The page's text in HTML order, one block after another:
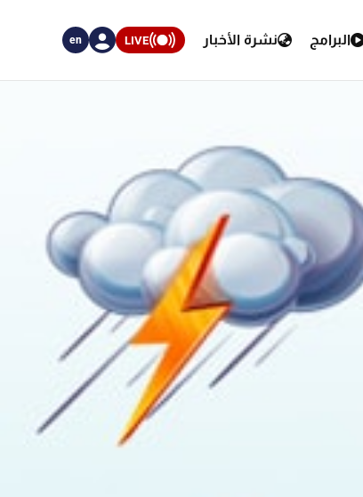
البرامج نشرة الأخبار LIVE
en